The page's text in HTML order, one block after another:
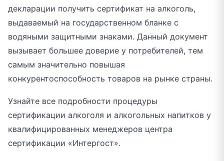
декларации получить сертификат на алкоголь,
выдаваемый на государственном бланке с
водяными защитными знаками. Данный документ
вызывает большее доверие у потребителей, тем
самым значительно повышая
конкурентоспособность товаров на рынке страны.
Узнайте все подробности процедуры
сертификации алкоголя и алкогольных напитков у
квалифицированных менеджеров центра
сертификации «Интергост».